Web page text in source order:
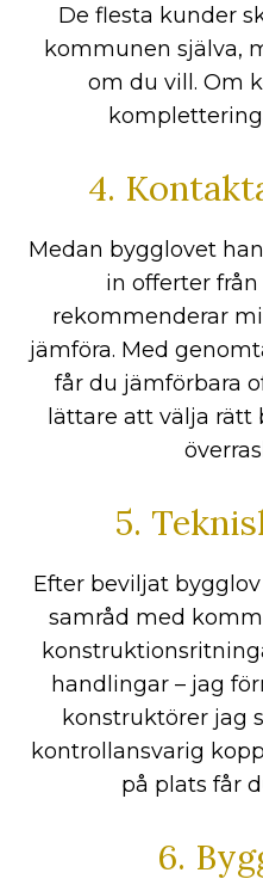
De flesta kunder
kommunen själva,
om du vill. Om
4.
Medan bygglovet
in offerter
rekommenderar
jämföra. Med
får du jämförbara
lättare att välja rätt
5.
Efter beviljat
samråd med
handlingar – jag
konstruktörer jag
kontrollansvarig
på plats får
6.